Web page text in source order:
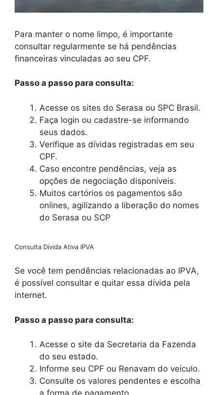
Para manter o nome limpo, é importante
consultar regularmente se há pendências
financeiras vinculadas ao seu CPF.
Passo a passo para consulta:
Acesse os sites do Serasa ou SPC Brasil.
Faça login ou cadastre-se informando
seus dados.
Verifique as dívidas registradas em seu
CPF.
Caso encontre pendências, veja as
opções de negociação disponíveis.
Muitos cartórios os pagamentos são
onlines, agilizando a liberação do nomes
do Serasa ou SCP
Consulta Divida Ativa IPVA
Se você tem pendências relacionadas ao IPVA,
é possível consultar e quitar essa dívida pela
internet.
Passo a passo para consulta:
Acesse o site da Secretaria da Fazenda
do seu estado.
Informe seu CPF ou Renavam do veículo.
Consulte os valores pendentes e escolha
a forma de pagamento.